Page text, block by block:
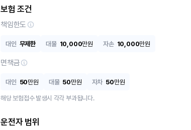
보험 조건
책임한도
대인 무제한 대물 10,000만원 자손 10,000만원
면책금
대인 50만원 대물 50만원 자차 50만원
해당 보험접수 발생시 각각 부과됩니다.
운전자 범위